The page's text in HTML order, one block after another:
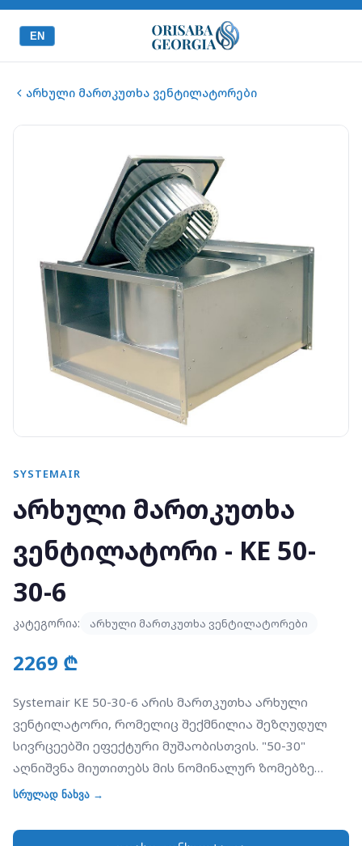
EN
არხული მართკუთხა ვენტილატორები
SYSTEMAIR
არხული მართკუთხა
ვენტილატორი - KE 50-
30-6
კატეგორია: არხული მართკუთხა ვენტილატორები
2269 ₾
Systemair KE 50-30-6 არის მართკუთხა არხული
ვენტილატორი, რომელიც შექმნილია შეზღუდულ
სივრცეებში ეფექტური მუშაობისთვის. "50-30"
აღნიშვნა მიუთითებს მის ნომინალურ ზომებზე
(500x300 მმ), რაც საშუალებას იძლევა
მართკუთხა საჰაერო არხებზე. "6" ნიშნავს, რომ
სრულად ნახვა →